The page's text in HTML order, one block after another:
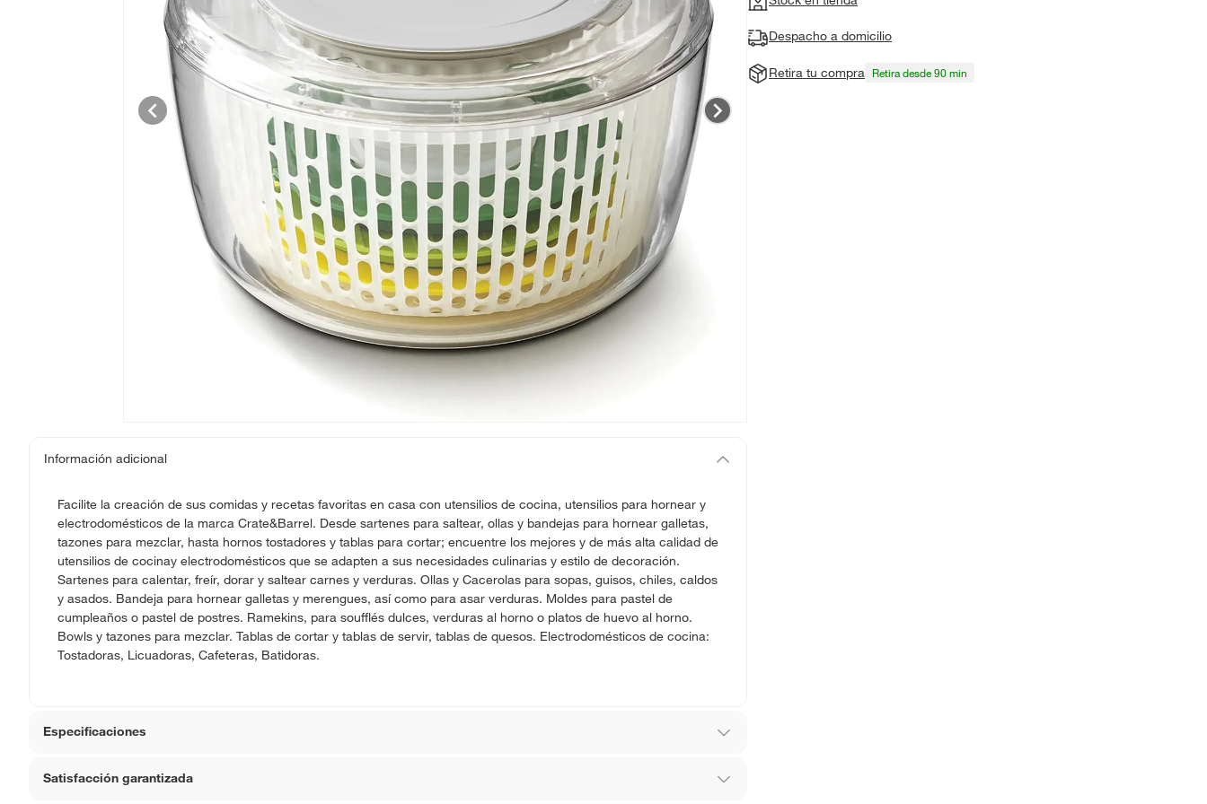
Información adicional
Facilite la creación de sus comidas y recetas favoritas en casa con utensilios de cocina, utensilios para hornear y
electrodomésticos de la marca Crate&Barrel. Desde sartenes para saltear, ollas y bandejas para hornear galletas,
tazones para mezclar, hasta hornos tostadores y tablas para cortar; encuentre los mejores y de más alta calidad de
utensilios de cocinay electrodomésticos que se adapten a sus necesidades culinarias y estilo de decoración.
Sartenes para calentar, freír, dorar y saltear carnes y verduras. Ollas y Cacerolas para sopas, guisos, chiles, caldos
y asados. Bandeja para hornear galletas y merengues, así como para asar verduras. Moldes para pastel de
cumpleaños o pastel de postres. Ramekins, para soufflés dulces, verduras al horno o platos de huevo al horno.
Bowls y tazones para mezclar. Tablas de cortar y tablas de servir, tablas de quesos. Electrodomésticos de cocina:
Tostadoras, Licuadoras, Cafeteras, Batidoras.
Especificaciones
Condicion del producto
Satisfacción garantizada
Despacho a domicilio
Retira tu compra Retira desde 90 min